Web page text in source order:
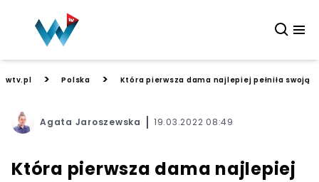
wtv.pl > Polska > Która pierwsza dama najlepiej pełniła swoją
Agata Jaroszewska 19.03.2022 08:49
Która pierwsza dama najlepiej